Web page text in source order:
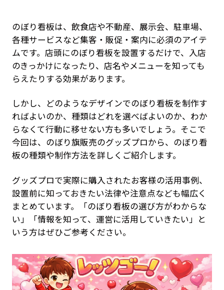
のぼり看板は、飲食店や不動産、展示会、駐車場、
各種サービスなど集客・販促・案内に必須のアイテ
ムです。店頭にのぼり看板を設置するだけで、入店
のきっかけになったり、店名やメニューを知っても
らえたりする効果があります。
しかし、どのようなデザインでのぼり看板を制作す
ればよいのか、種類はどれを選べばよいのか、わか
らなくて行動に移せない方も多いでしょう。そこで
今回は、のぼり旗販売のグッズプロから、のぼり看
板の種類や制作方法を詳しくご紹介します。
グッズプロで実際に購入されたお客様の活用事例、
設置前に知っておきたい法律や注意点なども幅広く
まとめています。「のぼり看板の選び方がわからな
い」「情報を知って、運営に活用していきたい」と
いう方はぜひご参考ください。